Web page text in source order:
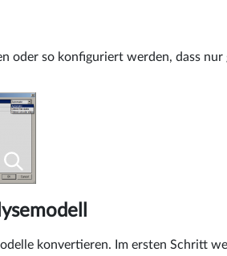
so konfiguriert werden, dass nur
konvertieren. Im ersten Schritt